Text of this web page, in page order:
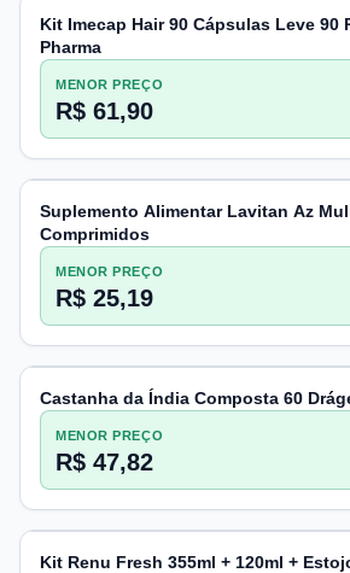
Kit Imecap Hair 90 Cápsulas Leve 90
Pharma
MENOR PREÇO
R$ 61,90
Suplemento Alimentar Lavitan Az
Comprimidos
MENOR PREÇO
R$ 25,19
Castanha da Índia Composta 60
MENOR PREÇO
R$ 47,82
Kit Renu Fresh 355ml + 120ml +